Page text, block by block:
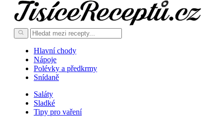
Hlavní chody
Nápoje
Polévky a předkrmy
Snídaně
Saláty
Sladké
Tipy pro vaření